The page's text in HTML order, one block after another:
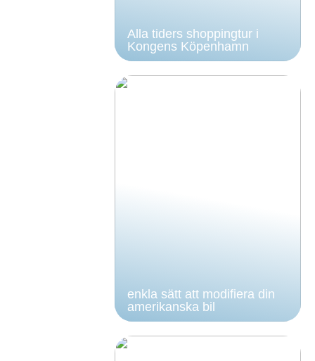
Alla tiders shoppingtur i
Kongens Köpenhamn
enkla sätt att modifiera din
amerikanska bil